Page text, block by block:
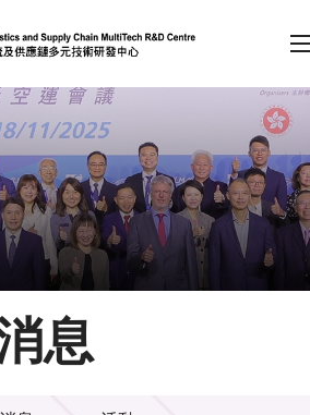
（按回車鍵）
會員登入
A A EN 繁 简
息